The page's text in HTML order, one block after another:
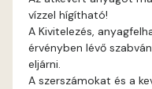
vízzel hígítható!
A Kivitelezés,
érvényben lévő
eljárni.
A szerszámokat és a